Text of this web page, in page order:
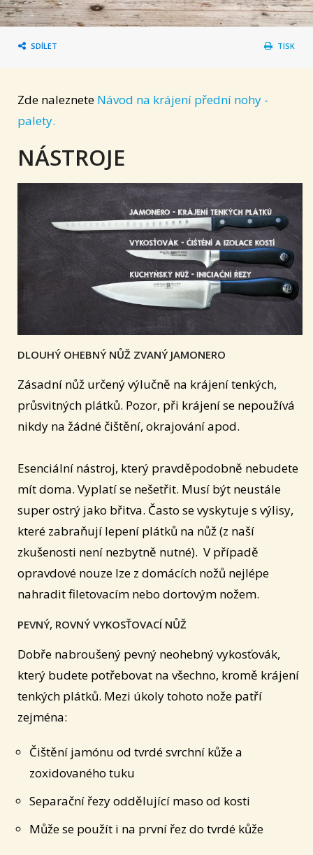
SDÍLET TISK
Zde naleznete Návod na krájení přední nohy -
palety.
NÁSTROJE
DLOUHÝ OHEBNÝ NŮŽ ZVANÝ JAMONERO
Zásadní nůž určený výlučně na krájení tenkých,
průsvitných plátků. Pozor, při krájení se nepoužívá
nikdy na žádné čištění, okrajování apod.
Esenciální nástroj, který pravděpodobně nebudete
mít doma. Vyplatí se nešetřit. Musí být neustále
super ostrý jako břitva. Často se vyskytuje s výlisy,
které zabraňují lepení plátků na nůž (z naší
zkušenosti není nezbytně nutné). V případě
opravdové nouze lze z domácích nožů nejlépe
nahradit filetovacím nebo dortovým nožem.
PEVNÝ, ROVNÝ VYKOSŤOVACÍ NŮŽ
Dobře nabroušený pevný neohebný vykosťovák,
který budete potřebovat na všechno, kromě krájení
tenkých plátků. Mezi úkoly tohoto nože patří
zejména:
Čištění jamónu od tvrdé svrchní kůže a
zoxidovaného tuku
Separační řezy oddělující maso od kosti
Může se použít i na první řez do tvrdé kůže